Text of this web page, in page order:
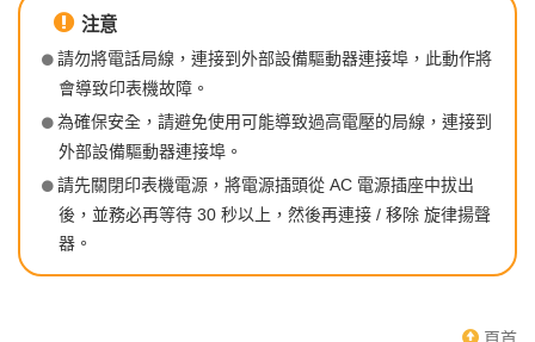
注意
請勿將電話局線，連接到外部設備驅動器連接埠，此動作將
會導致印表機故障。
為確保安全，請避免使用可能導致過高電壓的局線，連接到
外部設備驅動器連接埠。
請先關閉印表機電源，將電源插頭從 AC 電源插座中拔出
後，並務必再等待 30 秒以上，然後再連接 / 移除 旋律揚聲
器。